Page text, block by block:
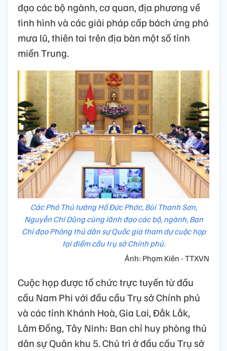
đạo các bộ ngành, cơ quan, địa phương về
tình hình và các giải pháp cấp bách ứng phó
mưa lũ, thiên tai trên địa bàn một số tỉnh
miền Trung.
Các Phó Thủ tướng Hồ Đức Phớc, Bùi Thanh Sơn,
Nguyễn Chí Dũng cùng lãnh đạo các bộ, ngành, Ban
Chỉ đạo Phòng thủ dân sự Quốc gia tham dự cuộc họp
tại điểm cầu trụ sở Chính phủ.
Ảnh: Phạm Kiên - TTXVN
Cuộc họp được tổ chức trực tuyến từ đầu
cầu Nam Phi với đầu cầu Trụ sở Chính phủ
và các tỉnh Khánh Hoà, Gia Lai, Đắk Lắk,
Lâm Đồng, Tây Ninh; Ban chỉ huy phòng thủ
dân sự Quân khu 5. Chủ trì ở đầu cầu Trụ sở